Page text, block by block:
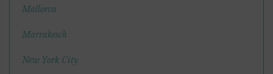
Mallorca
Marrakesch
New York City